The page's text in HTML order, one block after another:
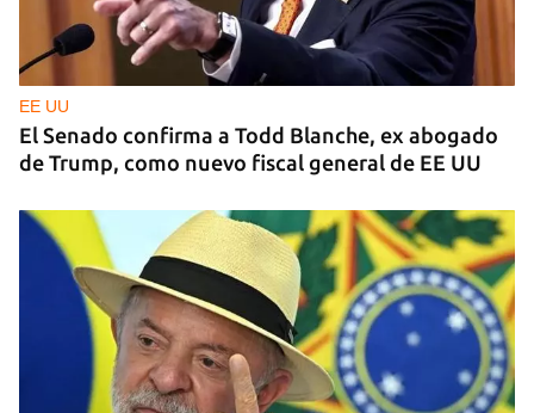
EE UU
El Senado confirma a Todd Blanche, ex abogado
de Trump, como nuevo fiscal general de EE UU